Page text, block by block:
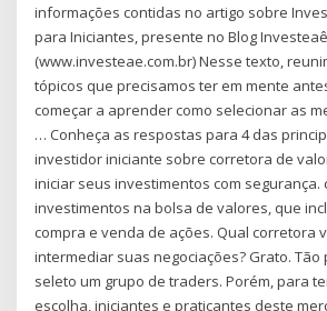
informações contidas no artigo sobre
para Iniciantes, presente no Blog Investeaê
(www.investeae.com.br) Nesse texto,
tópicos que precisamos ter em mente
começar a aprender como selecionar as
… Conheça as respostas para 4 das
investidor iniciante sobre corretora de
iniciar seus investimentos com segurança.
investimentos na bolsa de valores, que
compra e venda de ações. Qual corretora
intermediar suas negociações? Grato. Tão
seleto um grupo de traders. Porém, para
escolha, iniciantes e praticantes deste